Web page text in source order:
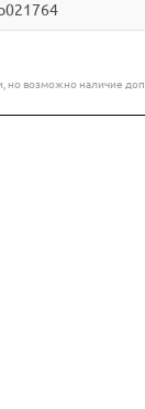
но возможно наличие